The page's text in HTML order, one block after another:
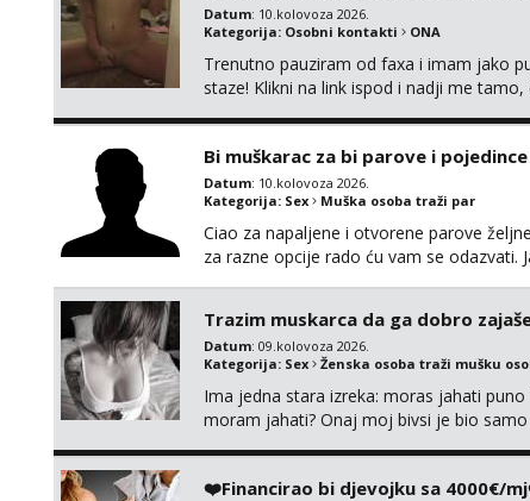
Datum: 10.kolovoza 2026.
Kategorija: Osobni kontakti ONA
Trenutno pauziram od faxa i imam jako
staze! Klikni na link ispod i nadji me tamo,
Bi muškarac za bi parove i pojedince
Datum: 10.kolovoza 2026.
Kategorija: Sex Muška osoba traži par
Ciao za napaljene i otvorene parove
za razne opcije rado ću vam se odazvati.
Trazim muskarca da ga dobro
Datum: 09.kolovoza 2026.
Kategorija: Sex Ženska osoba traži mušku
Ima jedna stara izreka: moras jahati
moram jahati? Onaj moj bivsi je bio
❤️Financirao bi djevojku sa 4000€/